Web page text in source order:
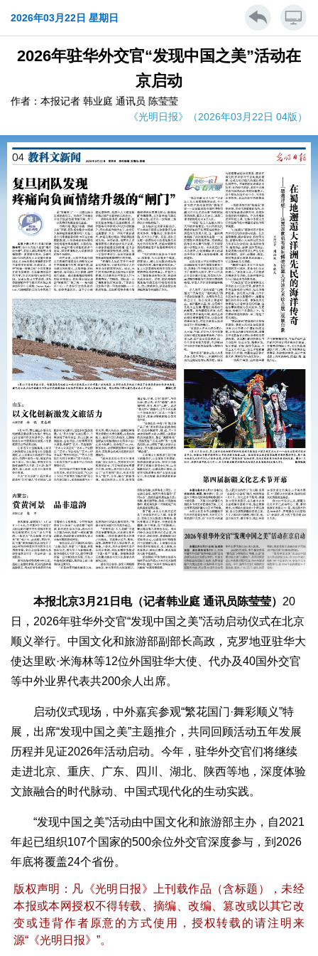
2026年03月22日 星期日
2026年驻华外交官“发现中国之美”活动在
京启动
作者：本报记者 韩业庭 通讯员 陈莹莹
《光明日报》（2026年03月22日 04版）
本报北京3月21日电（记者韩业庭 通讯员陈莹莹） 20
日，2026年驻华外交官“发现中国之美”活动启动仪式在北京
顺义举行。中国文化和旅游部副部长高政，克罗地亚驻华大
使达里欧·米海林等12位外国驻华大使、代办及40国外交官
等中外业界代表共200余人出席。
启动仪式现场，中外嘉宾参观“繁花国门·舞彩顺义”特
展，出席“发现中国之美”主题推介，共同回顾活动五年发展
历程并见证2026年活动启动。今年，驻华外交官们将继续
走进北京、重庆、广东、四川、湖北、陕西等地，深度体验
文旅融合的时代脉动、中国式现代化的生动实践。
“发现中国之美”活动由中国文化和旅游部主办，自2021
年起已组织107个国家的500余位外交官深度参与，到2026
年底将覆盖24个省份。
版权声明：凡《光明日报》上刊载作品（含标题），未经
本报或本网授权不得转载、摘编、改编、篡改或以其它改
变或违背作者原意的方式使用，授权转载的请注明来
源“《光明日报》”。